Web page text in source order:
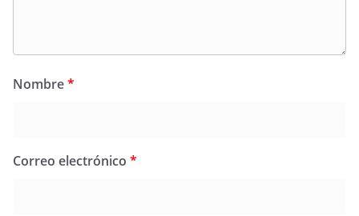
Nombre*
Correo electrónico *